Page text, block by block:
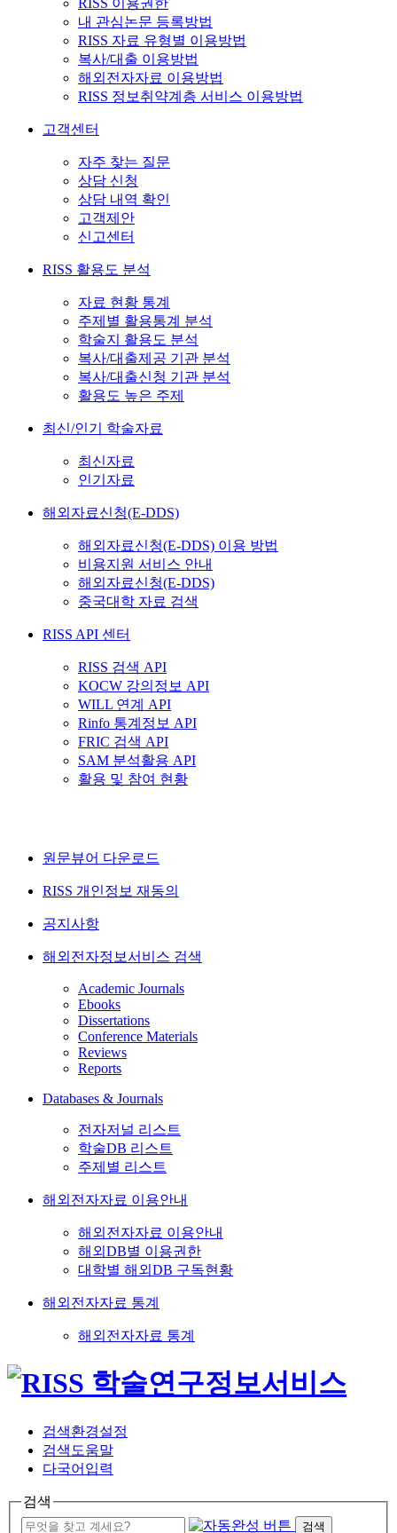
RISS 이용권한
내 관심논문 등록방법
RISS 자료 유형별 이용방법
복사/대출 이용방법
해외전자자료 이용방법
RISS 정보취약계층 서비스 이용방법
고객센터
자주 찾는 질문
상담 신청
상담 내역 확인
고객제안
신고센터
RISS 활용도 분석
자료 현황 통계
주제별 활용통계 분석
학술지 활용도 분석
복사/대출제공 기관 분석
복사/대출신청 기관 분석
활용도 높은 주제
최신/인기 학술자료
최신자료
인기자료
해외자료신청(E-DDS)
해외자료신청(E-DDS) 이용 방법
비용지원 서비스 안내
해외자료신청(E-DDS)
중국대학 자료 검색
RISS API 센터
RISS 검색 API
KOCW 강의정보 API
WILL 연계 API
Rinfo 통계정보 API
FRIC 검색 API
SAM 분석활용 API
활용 및 참여 현황
원문뷰어 다운로드
RISS 개인정보 재동의
공지사항
해외전자정보서비스 검색
Academic Journals
Ebooks
Dissertations
Conference Materials
Reviews
Reports
Databases & Journals
전자저널 리스트
학술DB 리스트
주제별 리스트
해외전자자료 이용안내
해외전자자료 이용안내
해외DB별 이용권한
대학별 해외DB 구독현황
해외전자자료 통계
해외전자자료 통계
검색환경설정
검색도움말
다국어입력
검색
검색